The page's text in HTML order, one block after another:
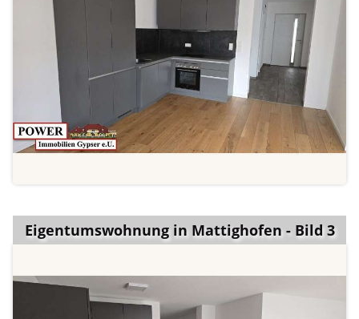
Eigentumswohnung in Mattighofen - Bild 3